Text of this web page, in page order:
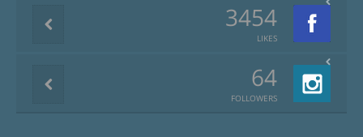
3454
LIKES
64
FOLLOWERS